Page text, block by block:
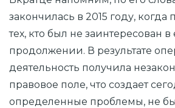
закончилась в 2015 году,
тех, кто был не заинтересован в
продолжении. В результате
деятельность получила
правовое поле, что создает
определенные проблемы, не